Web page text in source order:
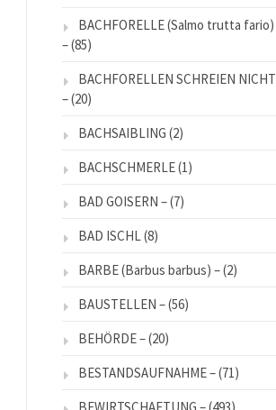
BACHFORELLE (Salmo trutta fario)
–(85)
BACHFORELLEN SCHREIEN NICHT
–(20)
BACHSAIBLING (2)
BACHSCHMERLE(1)
BAD GOISERN –(7)
BAD ISCHL(8)
BARBE (Barbus barbus) –(2)
BAUSTELLEN –(56)
BEHÖRDE –(20)
BESTANDSAUFNAHME –(71)